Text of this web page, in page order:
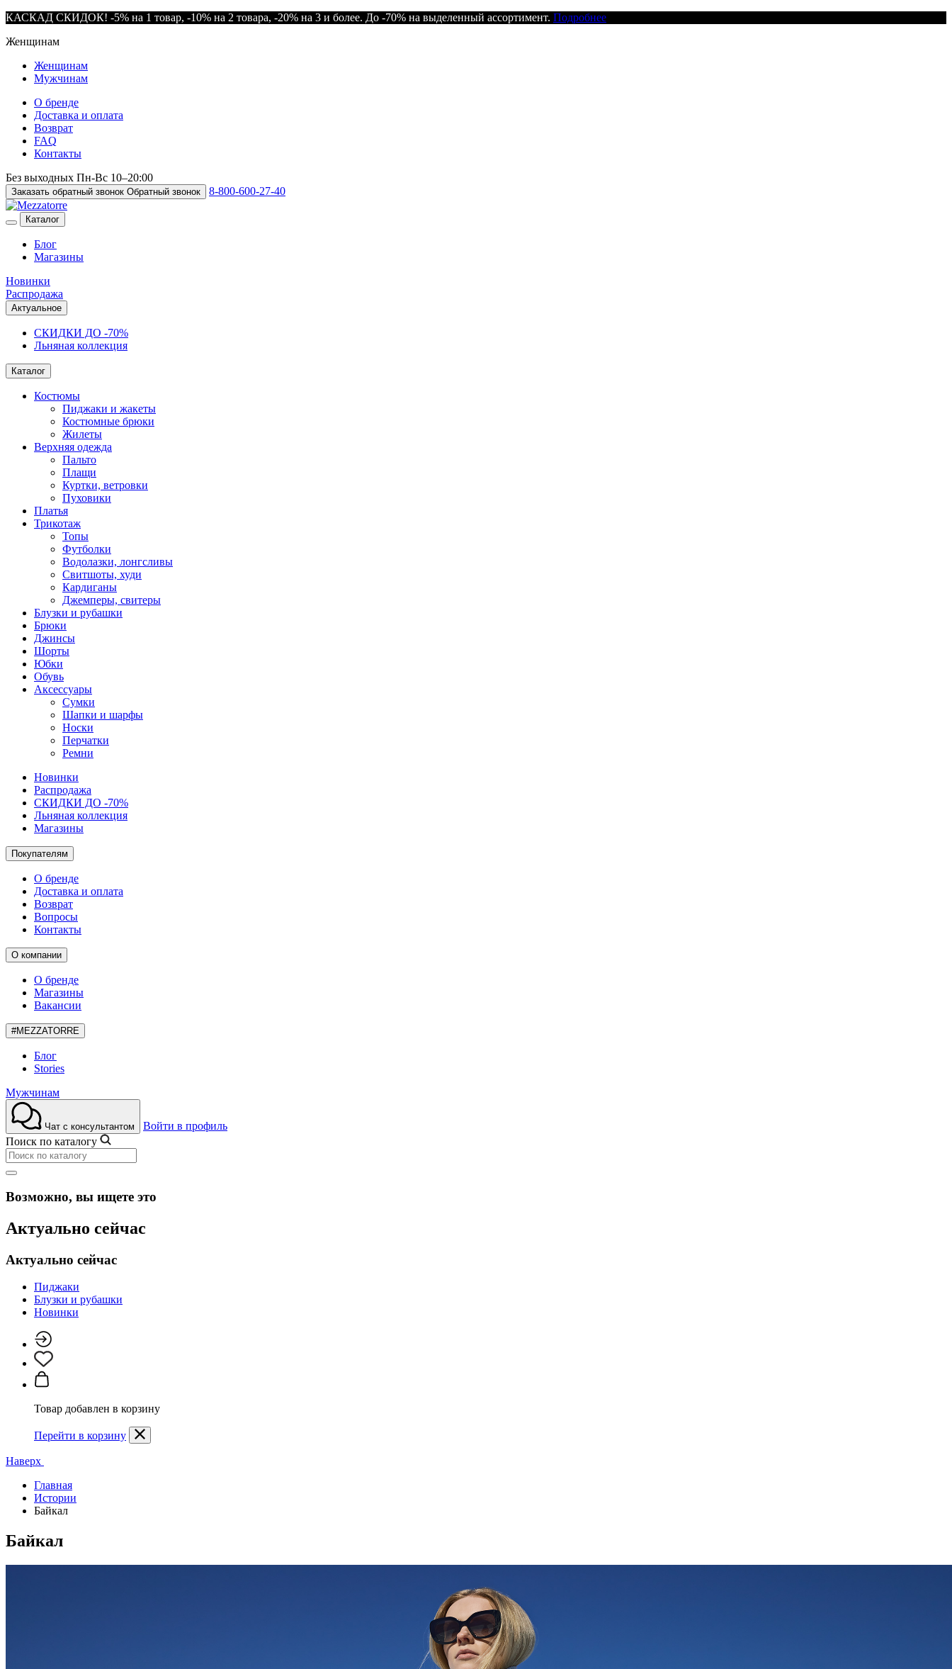
КАСКАД СКИДОК! -5% на 1 товар, -10% на 2 товара, -20% на 3 и более. До -70% на выделенный ассортимент. Подробнее
Женщинам
Женщинам
Мужчинам
О бренде
Доставка и оплата
Возврат
FAQ
Контакты
Без выходных Пн-Вс 10–20:00
Заказать обратный звонок Обратный звонок 8-800-600-27-40
Каталог
Блог
Магазины
Новинки
Распродажа
Актуальное
СКИДКИ ДО -70%
Льняная коллекция
Каталог
Костюмы
Пиджаки и жакеты
Костюмные брюки
Жилеты
Верхняя одежда
Пальто
Плащи
Куртки, ветровки
Пуховики
Платья
Трикотаж
Топы
Футболки
Водолазки, лонгсливы
Свитшоты, худи
Кардиганы
Джемперы, свитеры
Блузки и рубашки
Брюки
Джинсы
Шорты
Юбки
Обувь
Аксессуары
Сумки
Шапки и шарфы
Носки
Перчатки
Ремни
Новинки
Распродажа
СКИДКИ ДО -70%
Льняная коллекция
Магазины
Покупателям
О бренде
Доставка и оплата
Возврат
Вопросы
Контакты
О компании
О бренде
Магазины
Вакансии
#MEZZATORRE
Блог
Stories
Мужчинам
Чат с консультантом
Войти в профиль
Поиск по каталогу
Возможно, вы ищете это
Актуально сейчас
Актуально сейчас
Пиджаки
Блузки и рубашки
Новинки
Товар добавлен в корзину
Перейти в корзину
Наверх
Главная
Истории
Байкал
Байкал